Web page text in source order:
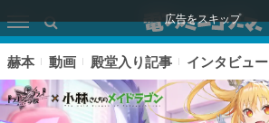
広告をスキップ
赫本 動画 殿堂入り記事 インタビュー